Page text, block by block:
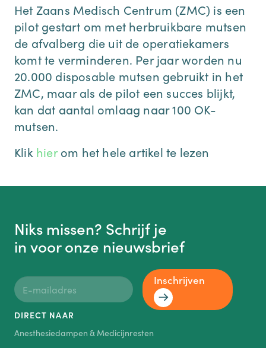
Het Zaans Medisch Centrum (ZMC) is een
pilot gestart om met herbruikbare mutsen
de afvalberg die uit de operatiekamers
komt te verminderen. Per jaar worden nu
20.000 disposable mutsen gebruikt in het
ZMC, maar als de pilot een succes blijkt,
kan dat aantal omlaag naar 100 OK-
mutsen.
Klik hierom het hele artikel te lezen
Niks missen? Schrijf je
in voor onze nieuwsbrief
Inschrijven
DIRECT NAAR
Anesthesiedampen & Medicijnresten